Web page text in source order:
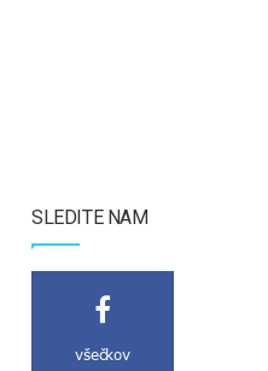
SLEDITE NAM
všečkov